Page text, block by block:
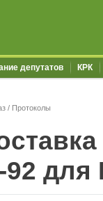
депутатов КРК
/ Протоколы
для